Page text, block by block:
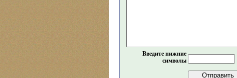
Введите нижние
символы